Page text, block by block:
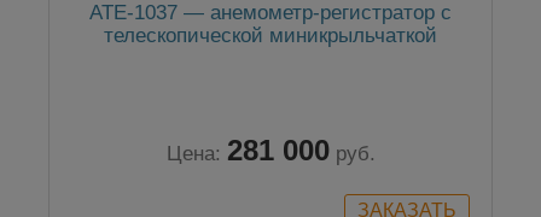
АТЕ-1037 — анемометр-регистратор с
телескопической миникрыльчаткой
Цена: 281 000 руб.